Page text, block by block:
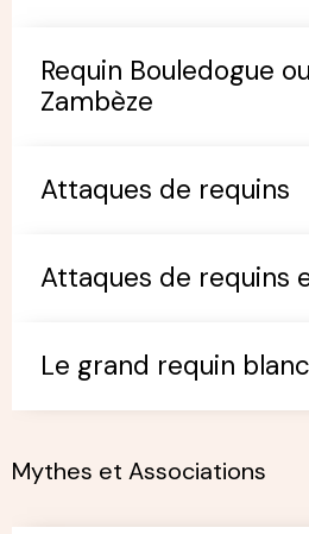
Requin Bouledogue
Zambèze
Attaques de requins
Attaques de requins
Le grand requin blanc
Mythes et Associations